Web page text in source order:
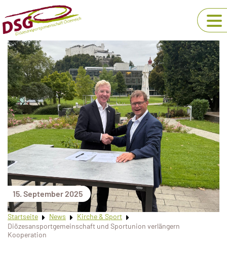
15. September 2025
Startseite News
Kirche & Sport
Diözesansportgemeinschaft und Sportunion verlängern
Kooperation